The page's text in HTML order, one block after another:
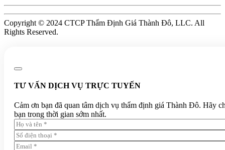
Copyright © 2024 CTCP Thẩm Định Giá Thành Đô, LLC. All
Rights Reserved.
TƯ VẤN DỊCH VỤ TRỰC TUYẾN
Cảm ơn bạn đã quan tâm dịch vụ thẩm định giá Thành Đô. Hãy
bạn trong thời gian sớm nhất.